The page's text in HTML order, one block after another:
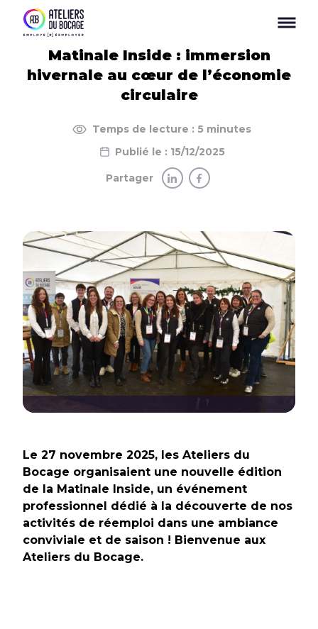
Matinale Inside : immersion
hivernale au cœur de l’économie
circulaire
Temps de lecture : 5 minutes
Publié le : 15/12/2025
Partager
Le 27 novembre 2025, les Ateliers du
Bocage organisaient une nouvelle édition
de la Matinale Inside, un événement
professionnel dédié à la découverte de nos
activités de réemploi dans une ambiance
conviviale et de saison ! Bienvenue aux
Ateliers du Bocage.
Panneau de gestion des cookies